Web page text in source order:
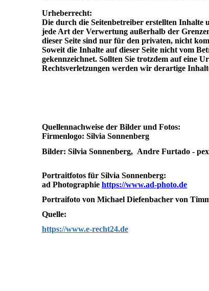
Urheberrecht:
Die durch die Seitenbetreiber erstellten Inhalte
jede Art der Verwertung außerhalb der
dieser Seite sind nur für den privaten, nicht
Soweit die Inhalte auf dieser Seite nicht vom
gekennzeichnet. Sollten Sie trotzdem auf eine
Rechtsverletzungen werden wir derartige
Quellennachweise der Bilder und Fotos:
Firmenlogo: Silvia Sonnenberg
Bilder: Silvia Sonnenberg, Andre Furtado -
Portraitfotos für Silvia Sonnenberg:
ad Photographie https://www.ad-photo.de
Portraifoto von Michael Diefenbacher von
Quelle:
https://www.e-recht24.de